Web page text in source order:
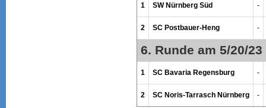
1 SW Nürnberg Süd -
2 SC Postbauer-Heng -
6. Runde am 5/20/23
1 SC Bavaria Regensburg -
2 SC Noris-Tarrasch Nürnberg -